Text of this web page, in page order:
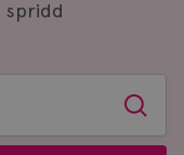
spridd
Sök